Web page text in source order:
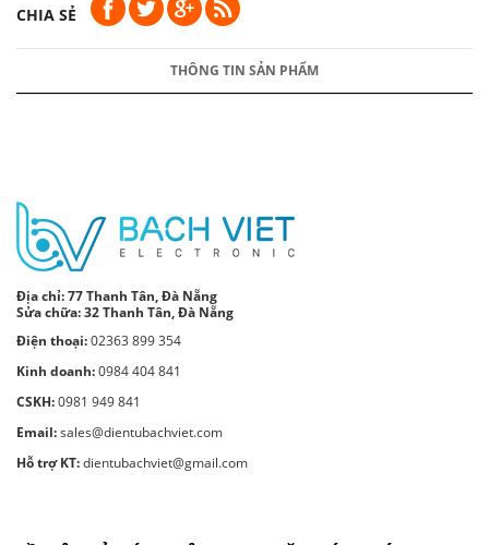
CHIA SẺ
THÔNG TIN SẢN PHẨM
Địa chỉ:77 Thanh Tân, Đà Nẵng
Sửa chữa: 32 Thanh Tân, Đà Nẵng
Điện thoại:02363 899 354
Kinh doanh:0984 404 841
CSKH:0981 949 841
Email:sales@dientubachviet.com
Hỗ trợ KT:dientubachviet@gmail.com